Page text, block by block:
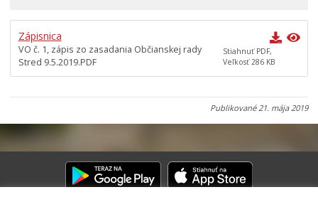
Mestské zastupiteľstvo
Videozáznamy zasadnutí mestského zastupiteľstva
Mestská rada
Komisie mestského zastupiteľstva
Online zasadnutia komisií mestského zastupiteľstva
Výbory v mestských častiach
Občianske rady
Občianske rady 2018, 2019
Zápisnica
VO č. 1, zápis zo zasadania Občianskej rady
Stred 9.5.2019.PDF
Stiahnuť PDF,
Veľkosť 286 KB
Publikované21. mája 2019